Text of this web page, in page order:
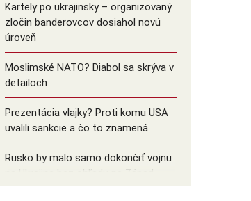
Kartely po ukrajinsky – organizovaný
zločin banderovcov dosiahol novú
úroveň
Moslimské NATO? Diabol sa skrýva v
detailoch
Prezentácia vlajky? Proti komu USA
uvalili sankcie a čo to znamená
Rusko by malo samo dokončiť vojnu
na Ukrajine bez ohľadu na Západ